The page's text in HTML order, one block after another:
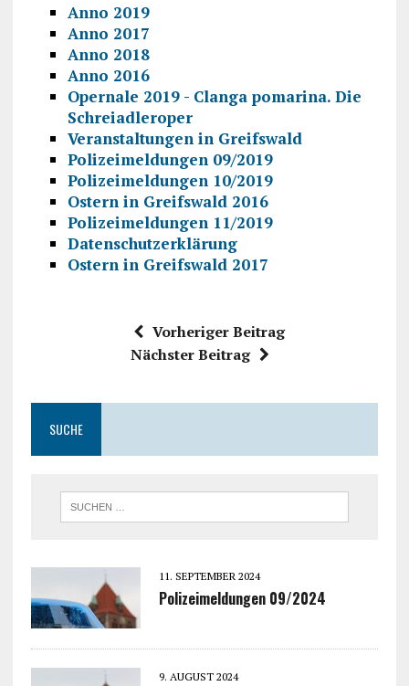
Anno 2019
Anno 2017
Anno 2018
Anno 2016
Opernale 2019 - Clanga pomarina. Die
Schreiadleroper
Veranstaltungen in Greifswald
Polizeimeldungen 09/2019
Polizeimeldungen 10/2019
Ostern in Greifswald 2016
Polizeimeldungen 11/2019
Datenschutzerklärung
Ostern in Greifswald 2017
Vorheriger Beitrag
Nächster Beitrag
SUCHE
11. SEPTEMBER 2024
Polizeimeldungen 09/2024
9. AUGUST 2024